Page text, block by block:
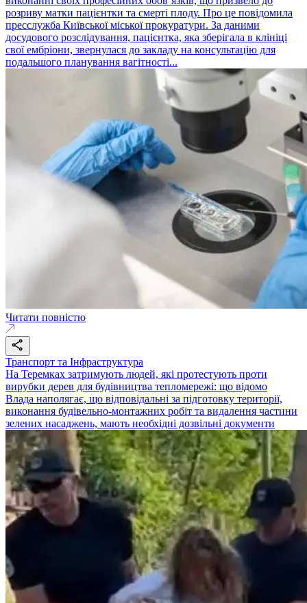
розриву матки пацієнтки та смерті плоду. Про це повідомила
пресслужба Київської міської прокуратури. За даними
досудового розслідування, пацієнтка, яка зберігала в клініці
свої ембріони, звернулася до закладу на консультацію для
подальшого планування вагітності...
Читати повністю
Транспорт та Інфраструктура
На Теремках затримують людей, які протестують проти
вирубки дерев для будівництва тепломережі: що відомо
Влада наполягає, що відповідальні за підготовку території,
виконання будівельно-монтажних робіт та видалення частини
зелених насаджень, мають необхідні дозвільні документи